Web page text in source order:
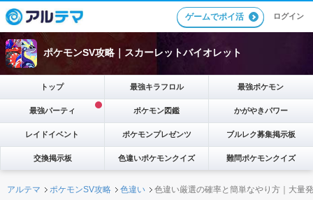
ゲームでポイ活 ログイン
ポケモンSV攻略｜スカーレットバイオレット
トップ 最強キラフロル 最強ポケモン
最強パーティ ポケモン図鑑 かがやきパワー
レイドイベント ポケモンプレゼンツ ブルレク募集掲示板
交換掲示板 色違いポケモンクイズ 難問ポケモンクイズ
アルテマ ポケモンSV攻略 色違い 色違い厳選の確率と簡単なやり方｜大量